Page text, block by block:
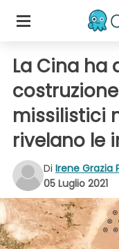
La Cina ha
costruzione
missilistici
rivelano le
Di Irene Grazia
05 Luglio 2021